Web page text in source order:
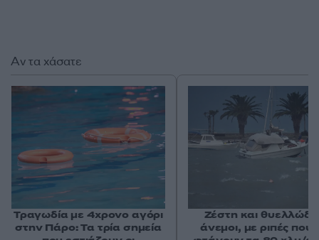
Αν τα χάσατε
Τραγωδία με 4χρονο αγόρι
στην Πάρο: Τα τρία σημεία
Ζέστη και
άνεμοι, με ριπές που